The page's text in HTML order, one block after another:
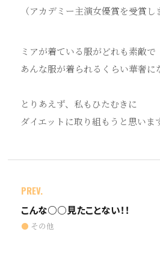
（アカデミー主演女優賞を受賞し
ミアが着ている服がどれも素敵で
あんな服が着られるくらい華奢に
とりあえず、私もひたむきに
ダイエットに取り組もうと思いま
PREV.
こんな○○見たことない！！
その他